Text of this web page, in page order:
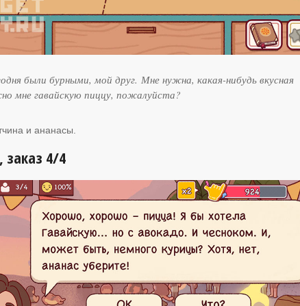
были бурными, мой друг. Мне нужна, какая-нибудь вкусная
мне гавайскую пиццу, пожалуйста?
и ананасы.
заказ 4/4